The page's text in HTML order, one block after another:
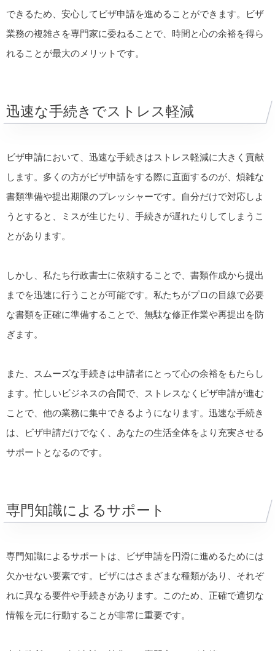
できるため、安心してビザ申請を進めることができます。ビザ
業務の複雑さを専門家に委ねることで、時間と心の余裕を得ら
れることが最大のメリットです。
迅速な手続きでストレス軽減
ビザ申請において、迅速な手続きはストレス軽減に大きく貢献
します。多くの方がビザ申請をする際に直面するのが、煩雑な
書類準備や提出期限のプレッシャーです。自分だけで対応しよ
うとすると、ミスが生じたり、手続きが遅れたりしてしまうこ
とがあります。
しかし、私たち行政書士に依頼することで、書類作成から提出
までを迅速に行うことが可能です。私たちがプロの目線で必要
な書類を正確に準備することで、無駄な修正作業や再提出を防
ぎます。
また、スムーズな手続きは申請者にとって心の余裕をもたらし
ます。忙しいビジネスの合間で、ストレスなくビザ申請が進む
ことで、他の業務に集中できるようになります。迅速な手続き
は、ビザ申請だけでなく、あなたの生活全体をより充実させる
サポートとなるのです。
専門知識によるサポート
専門知識によるサポートは、ビザ申請を円滑に進めるためには
欠かせない要素です。ビザにはさまざまな種類があり、それぞ
れに異なる要件や手続きがあります。このため、正確で適切な
情報を元に行動することが非常に重要です。